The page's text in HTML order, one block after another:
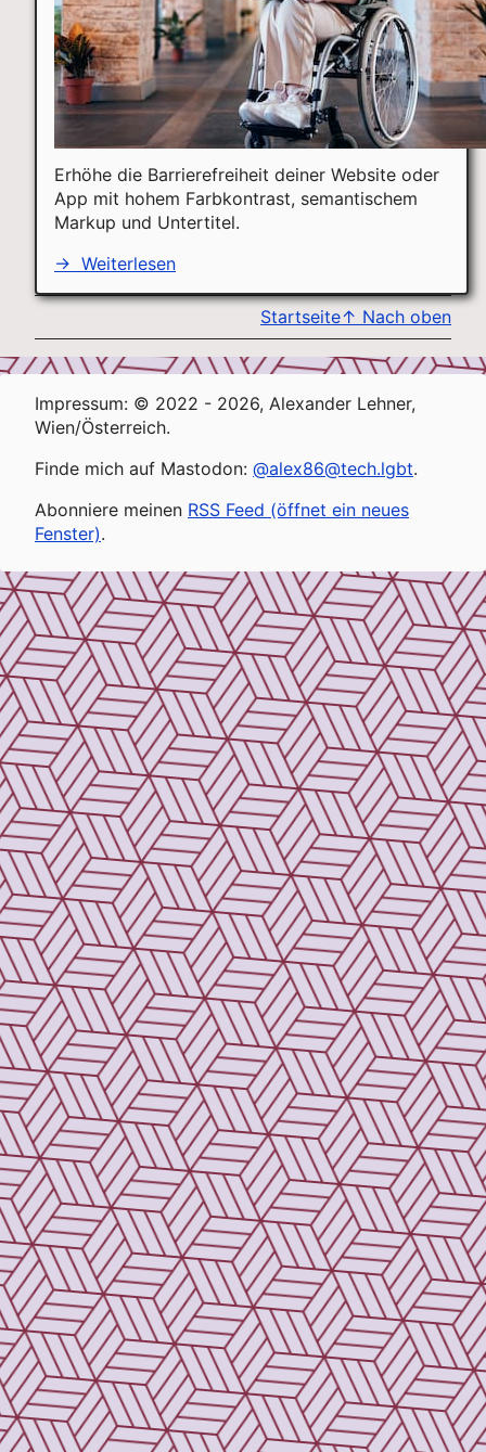
Erhöhe die Barrierefreiheit deiner Website oder
App mit hohem Farbkontrast, semantischem
Markup und Untertitel.
→ Weiterlesen
Startseite↑ Nach oben
Impressum: © 2022 - 2026, Alexander Lehner,
Wien/Österreich.
Finde mich auf Mastodon: @alex86@tech.lgbt.
Abonniere meinen RSS Feed (öffnet ein neues
Fenster).